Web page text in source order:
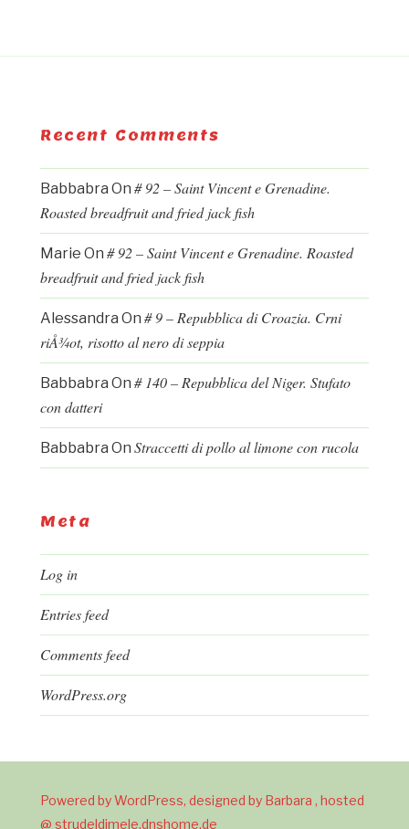
Recent Comments
Babbabra On # 92 – Saint Vincent e Grenadine.
Roasted breadfruit and fried jack fish
Marie On # 92 – Saint Vincent e Grenadine. Roasted
breadfruit and fried jack fish
Alessandra On # 9 – Repubblica di Croazia. Crni
riÅ¾ot, risotto al nero di seppia
Babbabra On # 140 – Repubblica del Niger. Stufato
con datteri
Babbabra On Straccetti di pollo al limone con rucola
Meta
Log in
Entries feed
Comments feed
WordPress.org
Powered by WordPress, designed by Barbara , hosted
@ strudeldimele.dnshome.de